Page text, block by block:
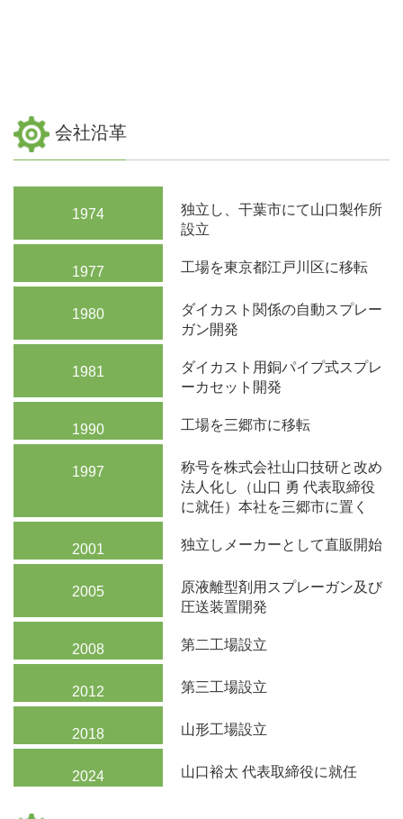
会社沿革
1974
独立し、干葉市にて山口製作所
設立
1977 工場を東京都江戸川区に移転
1980
ダイカスト関係の自動スプレー
ガン開発
1981
ダイカスト用銅パイプ式スプレ
ーカセット開発
1990 工場を三郷市に移転
1997
称号を株式会社山口技研と改め
法人化し（山口 勇 代表取締役
に就任）本社を三郷市に置く
2001 独立しメーカーとして直販開始
2005
原液離型剤用スプレーガン及び
圧送装置開発
2008 第二工場設立
2012 第三工場設立
2018 山形工場設立
2024 山口裕太 代表取締役に就任